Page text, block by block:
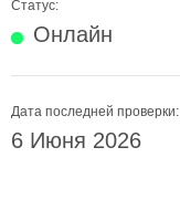
Статус:
Онлайн
Дата последней проверки:
6 Июня 2026